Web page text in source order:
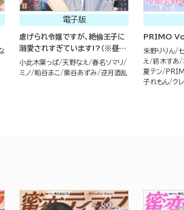
電子版
虐げられ令嬢ですが、絶倫王子に
溺愛されすぎています!?（※昼も
夜も）アンソロジー （2）
小此木葉っぱ 天野なえ
春名ソマリ
ミノ
粕谷まこ 栗谷あずみ 逆月酒乱
PRIMO
朱野りりん
え
紡木すあ
夏テン
子れもん
ク